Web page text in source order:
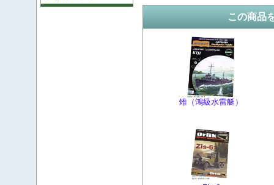
この商品
雉（鴻級水雷艇）